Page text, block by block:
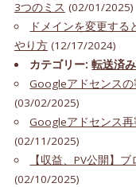
3つのミス (02/01/2025)
ドメインを変更する
やり方(12/17/2024)
カテゴリー:転送済
Googleアドセンス
(03/02/2025)
Googleアドセンス
(02/11/2025)
【収益、PV公開】
(02/10/2025)